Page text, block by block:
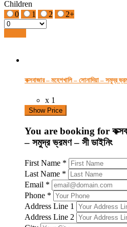
Children
0
1 2 2+
কক্সবাজার – মহেশখালি – সোনাদিয়া – সমুদ্র
x 1
Show Price
You are booking for
– সমুদ্র ভ্রমণ – সী ডাইনিং
First Name *
Last Name *
Email *
Phone *
Address Line 1
Address Line 2